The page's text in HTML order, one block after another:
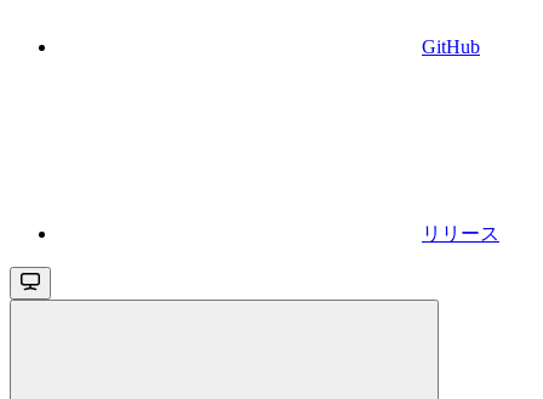
GitHub
リリース